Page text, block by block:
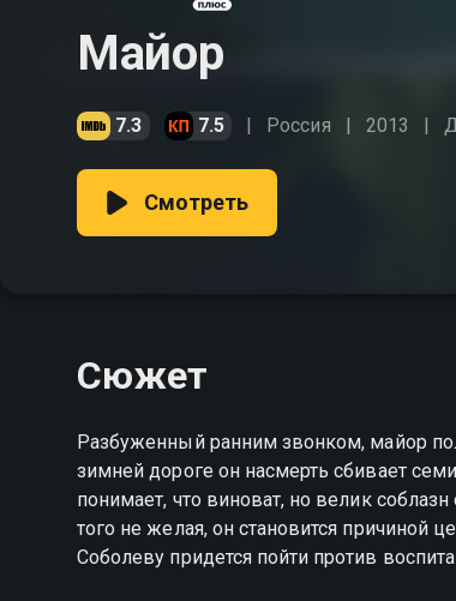
Майор
7.3 7.5 Россия 2013
Смотреть
Сюжет
Разбуженный ранним звонком, майор
зимней дороге он насмерть сбивает
понимает, что виноват, но велик
того не желая, он становится причиной
Соболеву придется пойти против